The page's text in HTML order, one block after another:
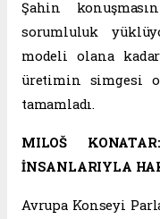
Şahin
sorumluluk
modeli olana
üretimin simgesi
tamamladı.
MILOŠ
İNSANLARIYLA
Avrupa Konseyi